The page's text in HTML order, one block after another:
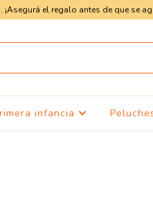
el regalo antes de que se
infancia